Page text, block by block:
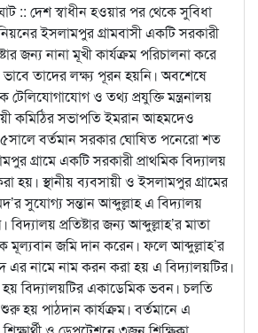
:: দেশ স্বাধীন হওয়ার পর থেকে সুবিধা
ইসলামপুর গ্রামবাসী একটি সরকারী
জন্য নানা মূখী কার্যক্রম পরিচালনা করে
তাদের লক্ষ্য পূরন হয়নি। অবশেষে
টেলিযোগাযোগ ও তথ্য প্রযুক্তি মন্ত্রনালয়
কমিঠির সভাপতি ইমরান আহমদেও
বর্তমান সরকার ঘোষিত পনেরো শত
গ্রামে একটি সরকারী প্রাথমিক বিদ্যালয়
হয়। স্থানীয় ব্যবসায়ী ও ইসলামপুর গ্রামের
সুযোগ্য সন্তান আব্দুল্লাহ এ বিদ্যালয়
প্রতিষ্টার জন্য আব্দুল্লাহ’র মাতা
জমি দান করেন। ফলে আব্দুল্লাহ’র
এর নামে নাম করন করা হয় এ বিদ্যালয়টির।
বিদ্যালয়টির একাডেমিক ভবন। চলতি
হয় পাঠদান কার্যক্রম। বর্তমানে এ